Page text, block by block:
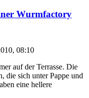
Wurmfactory
08:10
auf der Terrasse. Die
die sich unter Pappe und
eine hellere